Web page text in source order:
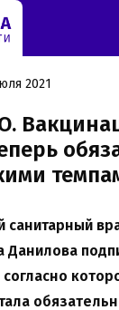
2021
санитарный
Данилова